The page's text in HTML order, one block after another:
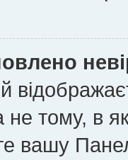
не тому, в
вашу